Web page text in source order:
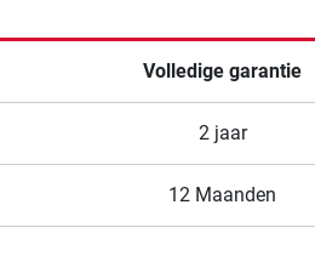
Volledige garantie
2 jaar
12 Maanden